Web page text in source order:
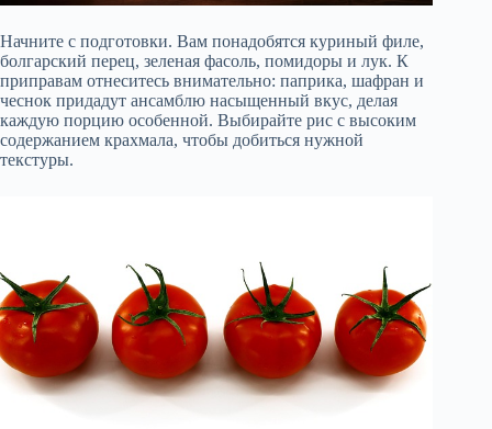
Начните с подготовки. Вам понадобятся куриный филе,
болгарский перец, зеленая фасоль, помидоры и лук. К
приправам отнеситесь внимательно: паприка, шафран и
чеснок придадут ансамблю насыщенный вкус, делая
каждую порцию особенной. Выбирайте рис с высоким
содержанием крахмала, чтобы добиться нужной
текстуры.